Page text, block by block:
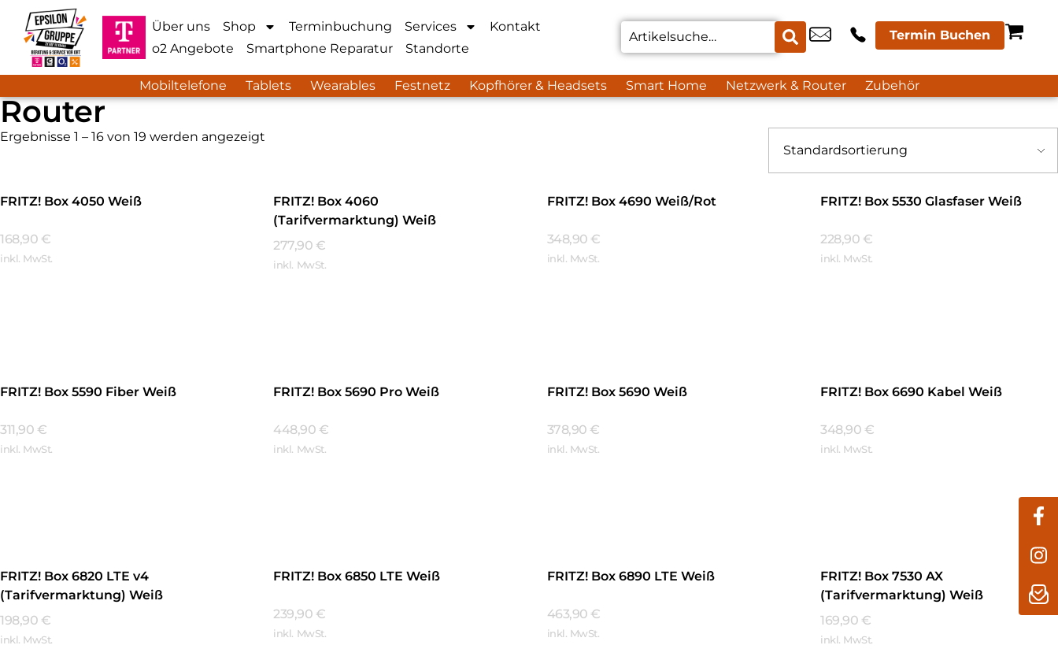
Über uns Shop Terminbuchung Services
Kontakt
o2 Angebote
Smartphone Reparatur Standorte
Termin Buchen
Mobiltelefone Tablets Wearables Festnetz Kopfhörer & Headsets Smart Home Netzwerk & Router Zubehör
Router
Ergebnisse 1 – 16 von 19 werden angezeigt
FRITZ! Box 4050 Weiß
168,90 €
inkl. MwSt.
FRITZ! Box 4060
(Tarifvermarktung) Weiß
277,90 €
inkl. MwSt.
FRITZ! Box 4690 Weiß/Rot
348,90 €
inkl. MwSt.
FRITZ! Box 5530 Glasfaser Weiß
228,90 €
inkl. MwSt.
FRITZ! Box 5590 Fiber Weiß
311,90 €
inkl. MwSt.
FRITZ! Box 5690 Pro Weiß
448,90 €
inkl. MwSt.
FRITZ! Box 5690 Weiß
378,90 €
inkl. MwSt.
FRITZ! Box 6690 Kabel Weiß
348,90 €
inkl. MwSt.
FRITZ! Box 6820 LTE v4
(Tarifvermarktung) Weiß
198,90 €
inkl. MwSt.
FRITZ! Box 6850 LTE Weiß
239,90 €
inkl. MwSt.
FRITZ! Box 6890 LTE Weiß
463,90 €
inkl. MwSt.
FRITZ! Box 7530 AX
(Tarifvermarktung) Weiß
169,90 €
inkl. MwSt.